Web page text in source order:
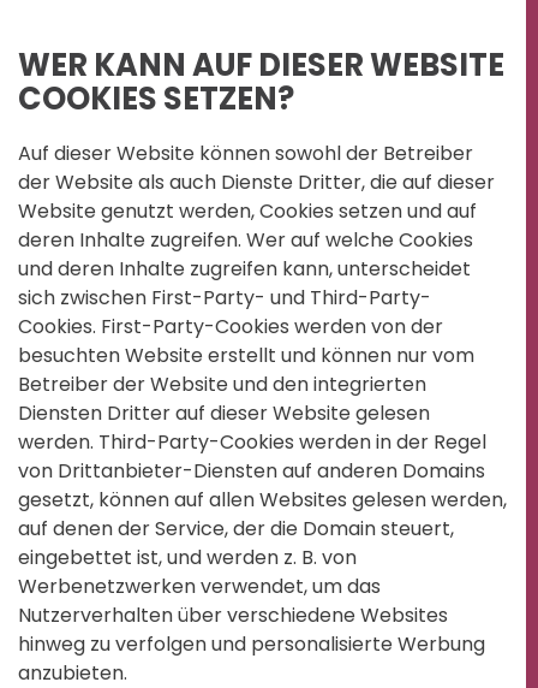
WER KANN AUF DIESER WEBSITE
COOKIES SETZEN?
Auf dieser Website können sowohl der Betreiber
der Website als auch Dienste Dritter, die auf dieser
Website genutzt werden, Cookies setzen und auf
deren Inhalte zugreifen. Wer auf welche Cookies
und deren Inhalte zugreifen kann, unterscheidet
sich zwischen First-Party- und Third-Party-
Cookies. First-Party-Cookies werden von der
besuchten Website erstellt und können nur vom
Betreiber der Website und den integrierten
Diensten Dritter auf dieser Website gelesen
werden. Third-Party-Cookies werden in der Regel
von Drittanbieter-Diensten auf anderen Domains
gesetzt, können auf allen Websites gelesen werden,
auf denen der Service, der die Domain steuert,
eingebettet ist, und werden z. B. von
Werbenetzwerken verwendet, um das
Nutzerverhalten über verschiedene Websites
hinweg zu verfolgen und personalisierte Werbung
anzubieten.